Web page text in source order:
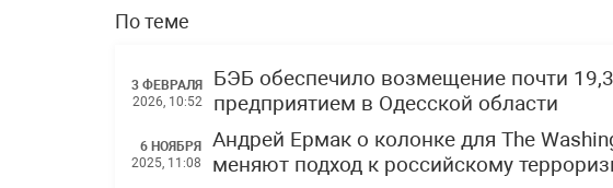
По теме
3 ФЕВРАЛЯ
2026, 10:52
БЭБ обеспечило возмещение почти
предприятием в Одесской области
6 НОЯБРЯ
2025, 11:08
Андрей Ермак о колонке для The
меняют подход к российскому